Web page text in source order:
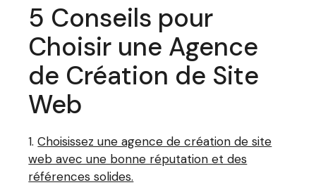
5 Conseils pour
Choisir une Agence
de Création de Site
Web
Choisissez une agence de création de site
web avec une bonne réputation et des
références solides.